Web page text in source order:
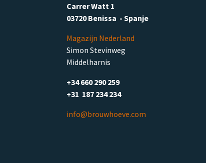
Carrer Watt 1
03720 Benissa - Spanje
Magazijn Nederland
Simon Stevinweg
Middelharnis
+34 660 290 259
+31 187 234 234
info@brouwhoeve.com